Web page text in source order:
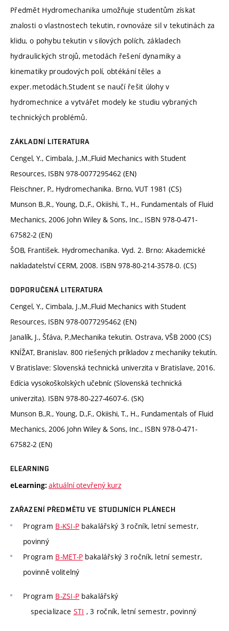
Předmět Hydromechanika umožňuje studentům získat
znalosti o vlastnostech tekutin, rovnováze sil v tekutinách za
klidu, o pohybu tekutin v silových polích, základech
hydraulických strojů, metodách řešení dynamiky a
kinematiky proudových polí, obtékání těles a
exper.metodách.Student se naučí řešit úlohy v
hydromechnice a vytvářet modely ke studiu vybraných
technických problémů.
ZÁKLADNÍ LITERATURA
Cengel, Y., Cimbala, J.,M.,Fluid Mechanics with Student
Resources, ISBN 978-0077295462 (EN)
Fleischner, P., Hydromechanika. Brno, VUT 1981 (CS)
Munson B.,R., Young, D.,F., Okiishi, T., H., Fundamentals of Fluid
Mechanics, 2006 John Wiley & Sons, Inc., ISBN 978-0-471-
67582-2 (EN)
ŠOB, František. Hydromechanika. Vyd. 2. Brno: Akademické
nakladatelství CERM, 2008. ISBN 978-80-214-3578-0. (CS)
DOPORUČENÁ LITERATURA
Cengel, Y., Cimbala, J.,M.,Fluid Mechanics with Student
Resources, ISBN 978-0077295462 (EN)
Janalík, J., Šťáva, P.,Mechanika tekutin. Ostrava, VŠB 2000 (CS)
KNÍŽAT, Branislav. 800 riešených príkladov z mechaniky tekutín.
V Bratislave: Slovenská technická univerzita v Bratislave, 2016.
Edícia vysokoškolských učebníc (Slovenská technická
univerzita). ISBN 978-80-227-4607-6. (SK)
Munson B.,R., Young, D.,F., Okiishi, T., H., Fundamentals of Fluid
Mechanics, 2006 John Wiley & Sons, Inc., ISBN 978-0-471-
67582-2 (EN)
ELEARNING
eLearning: aktuální otevřený kurz
ZAŘAZENÍ PŘEDMĚTU VE STUDIJNÍCH PLÁNECH
Program B-KSI-P bakalářský 3 ročník, letní semestr,
povinný
Program B-MET-P bakalářský 3 ročník, letní semestr,
povinně volitelný
Program B-ZSI-P bakalářský
specializace STI , 3 ročník, letní semestr, povinný